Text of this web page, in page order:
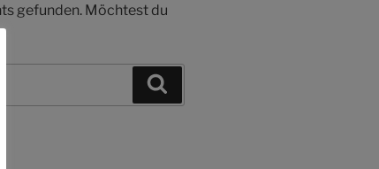
gefunden. Möchtest du